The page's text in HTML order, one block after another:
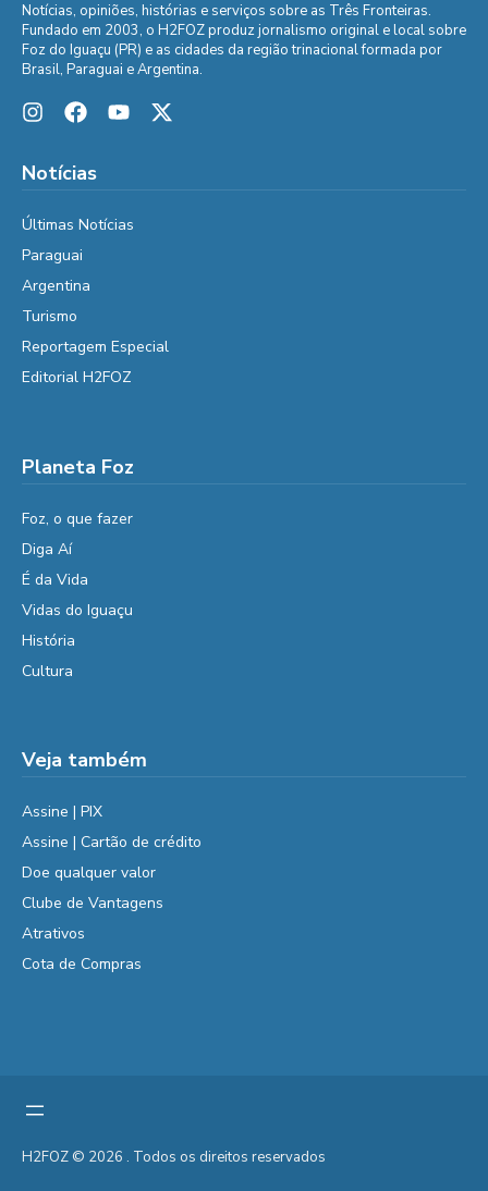
Notícias, opiniões, histórias e serviços sobre as Três Fronteiras.
Fundado em 2003, o H2FOZ produz jornalismo original e local sobre
Foz do Iguaçu (PR) e as cidades da região trinacional formada por
Brasil, Paraguai e Argentina.
Notícias
Últimas Notícias
Paraguai
Argentina
Turismo
Reportagem Especial
Editorial H2FOZ
Planeta Foz
Foz, o que fazer
Diga Aí
É da Vida
Vidas do Iguaçu
História
Cultura
Veja também
Assine | PIX
Assine | Cartão de crédito
Doe qualquer valor
Clube de Vantagens
Atrativos
Cota de Compras
H2FOZ © 2026 . Todos os direitos reservados